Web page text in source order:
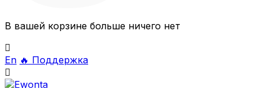
В вашей корзине больше ничего нет

En 🔥 Поддержка
